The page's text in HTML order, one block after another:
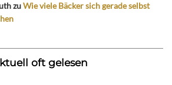
zuWie viele Bäcker sich gerade selbst
oft gelesen